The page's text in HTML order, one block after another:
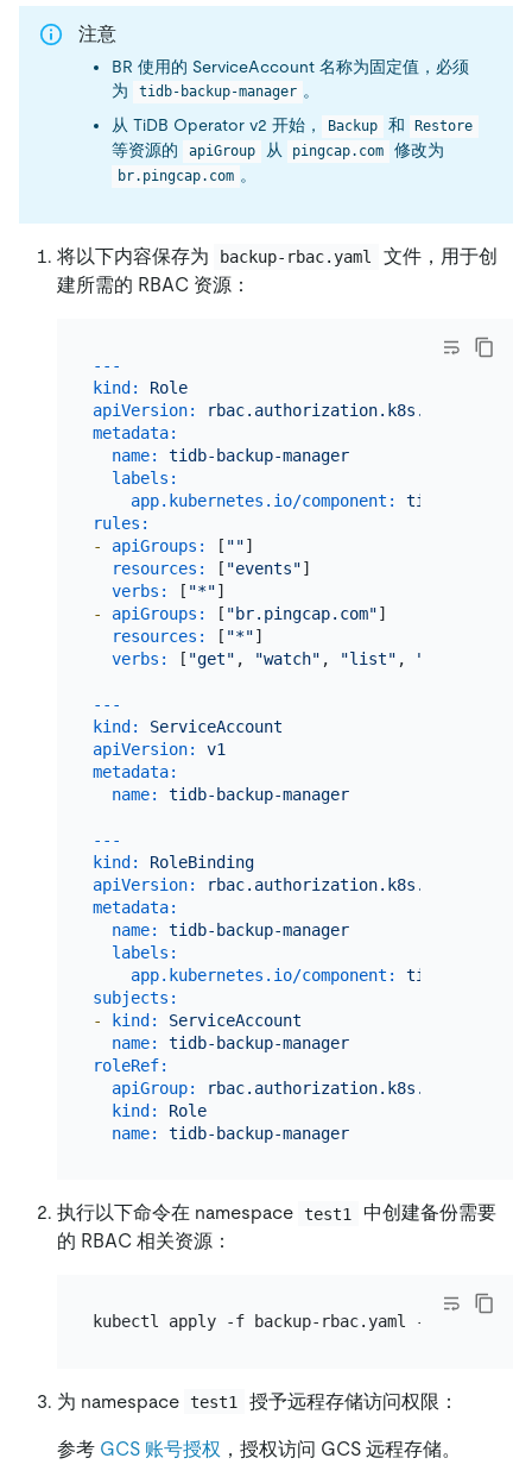
注意
BR 使用的 ServiceAccount 名称为固定值，必须
为
tidb-backup-manager 。
从 TiDB Operator v2 开始，
Backup 和 Restore
等资源的 apiGroup 从 pingcap.com 修改为
br.pingcap.com 。
将以下内容保存为 backup-rbac.yaml
文件，用于创
建所需的 RBAC 资源：
---
kind:
Role
apiVersion:
rbac.authorization.k8s.io/v1
metadata:
name:
tidb-backup-manager
labels:
app.kubernetes.io/component:
tidb-backup-
rules:
-
apiGroups: [ ""]
resources:
[ "events"]
verbs:
[ "*"
-
apiGroups: [ "br.pingcap.com"]
resources:
[ "*"]
verbs:
[ "get" , "watch" , "list" , "update"
---
kind:
ServiceAccount
apiVersion:
v1
metadata:
name:
tidb-backup-manager
---
kind:
RoleBinding
apiVersion:
rbac.authorization.k8s.io/v1
metadata:
name:
tidb-backup-manager
labels:
app.kubernetes.io/component:
tidb-backup-
subjects:
-
kind:
ServiceAccount
name:
tidb-backup-manager
roleRef:
apiGroup:
rbac.authorization.k8s.io
kind:
Role
name:
tidb-backup-manager
执行以下命令在 namespace test1
中创建备份需要
的 RBAC 相关资源：
为 namespace test1 授予远程存储访问权限：
参考 GCS 账号授权 ，授权访问 GCS 远程存储。